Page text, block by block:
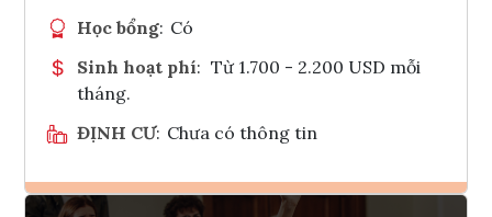
Học bổng: Có
Sinh hoạt phí: Từ 1.700 - 2.200 USD mỗi
tháng.
ĐỊNH CƯ: Chưa có thông tin